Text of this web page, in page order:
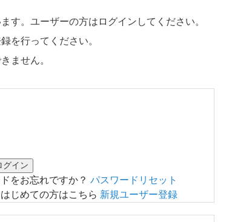
す。ユーザーの方はログインしてください。
を行ってください。
ません。
をお忘れですか？ パスワードリセット
はじめての方はこちら 新規ユーザー登録